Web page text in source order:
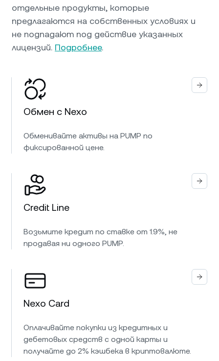
отдельные продукты, которые
предлагаются на собственных условиях и
не подпадают под действие указанных
лицензий. Подробнее.
Обмен с Nexo
Обменивайте активы на PUMP по
фиксированной цене.
Credit Line
Возьмите кредит по ставке от 1.9%, не
продавая ни одного PUMP.
Nexo Card
Оплачивайте покупки из кредитных и
дебетовых средств с одной карты и
получайте до 2% кэшбека в криптовалюте.